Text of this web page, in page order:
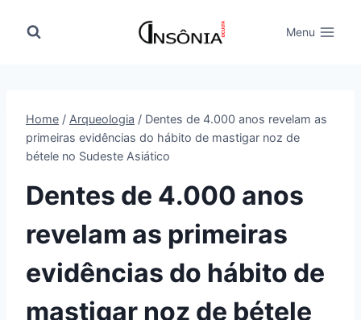
para
Menu
Home / Arqueologia / Dentes de 4.000 anos revelam as
primeiras evidências do hábito de mastigar noz de
bétele no Sudeste Asiático
Dentes de 4.000 anos
revelam as primeiras
evidências do hábito de
mastigar noz de bétele